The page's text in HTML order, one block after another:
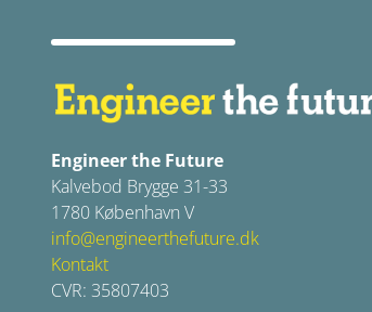
Engineer the Future
Kalvebod Brygge 31-33
1780 København V
info@engineerthefuture.dk
Kontakt
CVR: 35807403